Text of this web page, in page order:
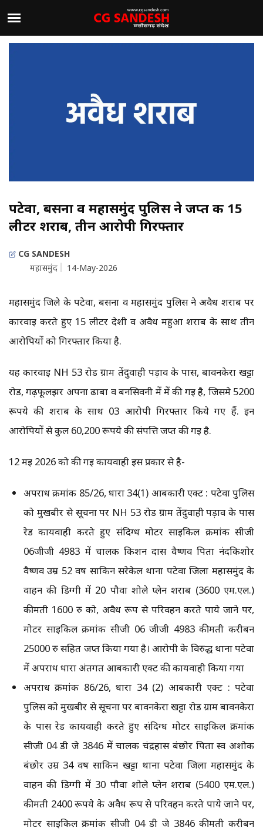
पटेवा, बसना व महासमुंद पुलिस ने जप्त की 15
लीटर शराब, तीन आरोपी गिरफ्तार
CG SANDESH
महासमुंद
14-May-2026
महासमुंद जिले के पटेवा, बसना व महासमुंद पुलिस ने अवैध शराब पर
कार्रवाई करते हुए 15 लीटर देशी व अवैध महुआ शराब के साथ तीन
आरोपियों को गिरफ्तार किया है.
यह कार्रवाई NH 53 रोड ग्राम तेंदुवाही पड़ाव के पास, बावनकेरा खट्टा
रोड, गढ़फूलझर अपना ढाबा व बनसिवनी में में की गई है, जिसमे 5200
रूपये की शराब के साथ 03 आरोपी गिरफ्तार किये गए हैं. इन
आरोपियों से कुल 60,200 रूपये की संपत्ति जप्त की गई है.
12 मई 2026 को की गई कार्यवाही इस प्रकार से है-
अपराध क्रमांक 85/26, धारा 34(1) आबकारी एक्ट : पटेवा पुलिस
को मुखबीर से सूचना पर NH 53 रोड ग्राम तेंदुवाही पड़ाव के पास
रेड कार्यवाही करते हुए संदिग्ध मोटर साइकिल क्रमांक सीजी
06जीजी 4983 में चालक किशन दास वैष्णव पिता नंदकिशोर
वैष्णव उम्र 52 वर्ष साकिन सरेकेल थाना पटेवा जिला महासमुंद के
वाहन की डिग्गी में 20 पौवा शोले प्लेन शराब (3600 एम.एल.)
कीमती 1600 रु को, अवैध रूप से परिवहन करते पाये जाने पर,
मोटर साइकिल क्रमांक सीजी 06 जीजी 4983 कीमती करीबन
25000 रु सहित जप्त किया गया है। आरोपी के विरुद्ध थाना पटेवा
में अपराध धारा अंतर्गत आबकारी एक्ट की कार्यवाही किया गया
अपराध क्रमांक 86/26, धारा 34 (2) आबकारी एक्ट : पटेवा
पुलिस को मुखबीर से सूचना पर बावनकेरा खट्टा रोड ग्राम बावनकेरा
के पास रेड कार्यवाही करते हुए संदिग्ध मोटर साइकिल क्रमांक
सीजी 04 डी जे 3846 में चालक चंद्रहास बंछोर पिता स्व अशोक
बंछोर उम्र 34 वर्ष साकिन खट्टा थाना पटेवा जिला महासमुंद के
वाहन की डिग्गी में 30 पौवा शोले प्लेन शराब (5400 एम.एल.)
कीमती 2400 रूपये के अवैध रूप से परिवहन करते पाये जाने पर,
मोटर साइकिल क्रमांक सीजी 04 डी जे 3846 कीमती करीबन